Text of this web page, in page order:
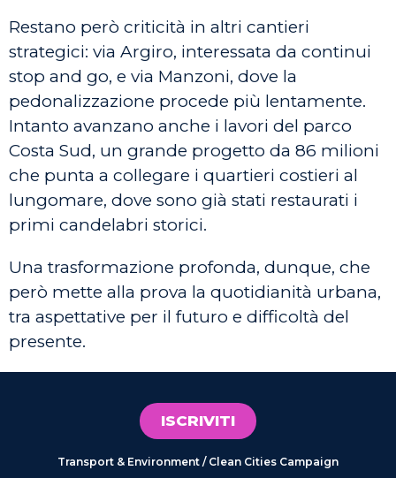
Restano però criticità in altri cantieri
strategici: via Argiro, interessata da continui
stop and go, e via Manzoni, dove la
pedonalizzazione procede più lentamente.
Intanto avanzano anche i lavori del parco
Costa Sud, un grande progetto da 86 milioni
che punta a collegare i quartieri costieri al
lungomare, dove sono già stati restaurati i
primi candelabri storici.
Una trasformazione profonda, dunque, che
però mette alla prova la quotidianità urbana,
tra aspettative per il futuro e difficoltà del
presente.
ISCRIVITI
Transport & Environment / Clean Cities Campaign